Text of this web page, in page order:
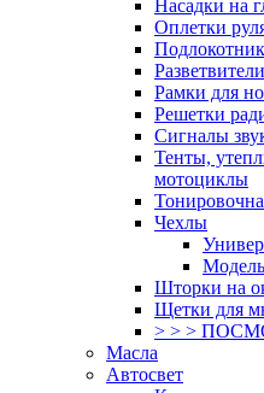
Насадки на
Оплетки
Рамки для
Решетки
Сигналы
Тенты,
мотоциклы
Чехлы
Шторки на
Щетки для
> > >
Масла
Автосвет